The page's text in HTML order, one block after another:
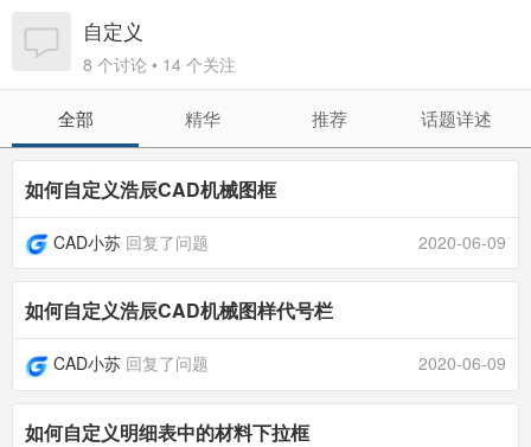
自定义
8 个讨论 • 14 个关注
全部 精华 推荐 话题详述
如何自定义浩辰CAD机械图框
CAD小苏 回复了问题 2020-06-09
如何自定义浩辰CAD机械图样代号栏
CAD小苏 回复了问题 2020-06-09
如何自定义明细表中的材料下拉框